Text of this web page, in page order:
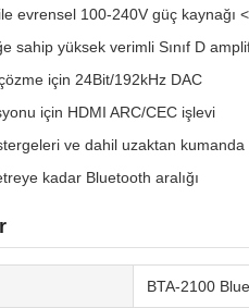
evrensel 100-240V güç kaynağı
sahip yüksek verimli Sınıf D
için 24Bit/192kHz DAC
için HDMI ARC/CEC işlevi
ve dahil uzaktan kumanda
kadar Bluetooth aralığı
BTA-2100